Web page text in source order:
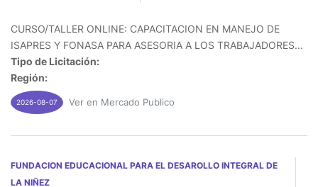
CURSO/TALLER ONLINE: CAPACITACION EN MANEJO DE
ISAPRES Y FONASA PARA ASESORIA A LOS TRABAJADORES...
Tipo de Licitación:
Región:
2026-08-07 Ver en Mercado Publico
FUNDACION EDUCACIONAL PARA EL DESAROLLO INTEGRAL DE
LA NIÑEZ